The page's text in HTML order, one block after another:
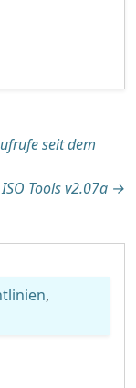
seit dem
Tools v2.07a →
,